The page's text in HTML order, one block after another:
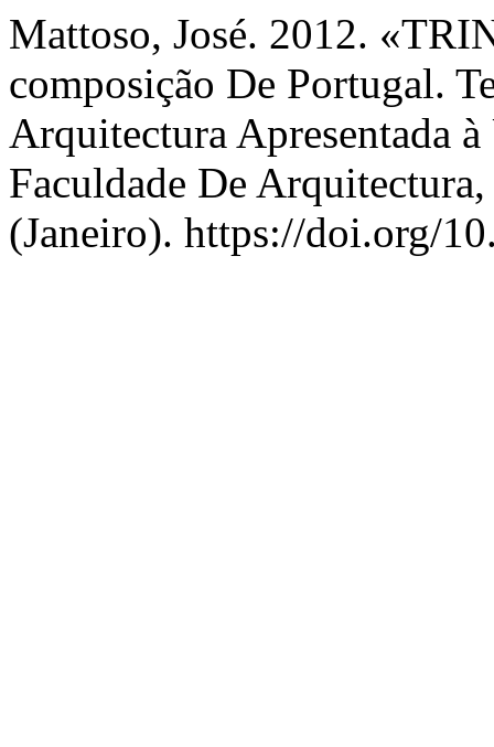
Mattoso, José. 2012.
composição De Portugal.
Arquitectura Apresentada
Faculdade De
(Janeiro). https://doi.org/